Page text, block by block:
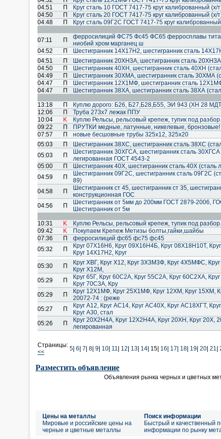
04:51
П
Круг сталь 10 ГОСТ 7417-75 круг калиброванный
04:50
П
Круг сталь 20 ГОСТ 7417-75 круг калиброванный
04:48
П Круг сталь 09Г2С ГОСТ 7417-75 круг
07:11 П
ферросилиций ФС75 Фс45 ФС65 ферросплавы
ниобий хром марганец ш
04:52
П
Шестигранник 14Х17Н2, шестигранник сталь
04:51
П
Шестигранник 20ХН3А, шестигранник сталь
04:50
П
Шестигранник 40ХН, шестигранник сталь 40ХН
04:49
П
Шестигранник 30ХМА, шестигранник сталь 30ХМА
04:47
П
Шестигранник 12Х1МФ, шестигранник сталь
04:47
П Шестигранник 38ХА, шестигранник сталь 38ХА
13:18 П
Куплю дорого: Б26, Б27,Б28,Б55, ЭИ 943 (ХН 28
12:06
П
Труба 273х7 лежак ППУ
10:04
K
Куплю Рельсы, рельсовый крепеж, тупик под
09:22
П
ПРУТКИ медные, латунные, никелевые, бронзовые!
07:57
П
новые бесшовные трубы 325х12, 325х20
05:03
П
Шестигранник 38ХС, шестигранник сталь 38ХС
05:03
П
Шестигранник 30ХГСА, шестигранник сталь
легированная ГОСТ 4543-2
05:00
П
Шестигранник 40Х, шестигранник сталь 40Х
04:59
П
Шестигранник 09Г2С, шестигранник сталь 09Г2С
89)
04:58
П
Шестигранник ст 45, шестигранник ст 35,
конструкционная ГОС
04:56
П
Шестигранник от 5мм до 200мм ГОСТ 2879-2006,
Шестигранник от 5м
10:31 K
Куплю Рельсы, рельсовый крепеж, тупик под
09:42
K
Покупаем Крепеж Метизы болты,гайки,шайбы
07:36
П
ферросилиций фс65 фс75 фс45
05:32
П
Круг 07Х16Н6, Круг 09Х16Н4Б, Круг 08Х18Н10Т,
Круг 14Х17Н2, Круг
05:30
П
Круг ХВГ, Круг Х12, Круг 3Х3М3Ф, Круг 4Х5МФС,
Круг Х12М,
05:29
П
Круг 65Г, Круг 60С2А, Круг 55С2А, Круг 60С2ХА,
Круг 70С3А, Кру
05:29
П
Круг 12Х1МФ, Круг 25Х1МФ, Круг 12ХМ, Круг 15ХМ,
20072-74 : (реже
05:27
П
Круг А12, Круг АС14, Круг АС40Х, Круг АС18ХГТ,
Круг А30, стал
05:26
П
Круг 20Х2Н4А, Круг 12Х2Н4А, Круг 20ХН, Круг 20Х,
легированная
Страницы:
<<
5 6 7 8 9 10 11 12 13 14 15| 16 17 18 19 20 21
Разместить объявление
Объявления рынка черных и цветных
Цены на металлы
Мировые и российские цены на
черные и цветные металлы
Поиск информации
Быстрый и качественный
информации по рынку